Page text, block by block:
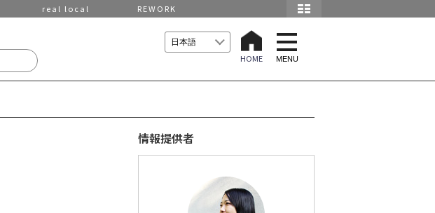
real local REWORK
HOME
t
o
g
l
a
MENU
情報提供者